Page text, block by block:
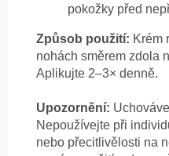
pokožky před
Způsob použití: Krém
nohách směrem zdola
Aplikujte 2–3× denně.
Upozornění:
Nepoužívejte při
nebo přecitlivělosti na